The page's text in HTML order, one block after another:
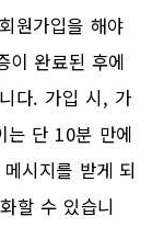
원가입을 해야
이 완료된 후에
다. 가입 시, 가
는 단 10분 만에
시지를 받게 되
할 수 있습니